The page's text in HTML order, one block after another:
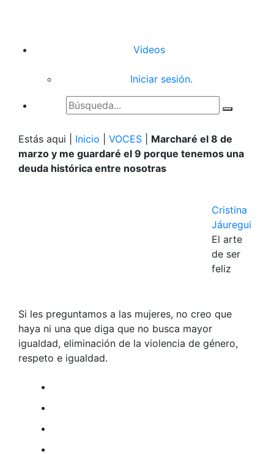
Videos
Iniciar sesión.
Estás aqui | Inicio VOCES
Marcharé el 8 de
marzo y me guardaré el 9 porque tenemos una
deuda histórica entre nosotras
Cristina
Jáuregui
El arte
de ser
feliz
Si les preguntamos a las mujeres, no creo que
haya ni una que diga que no busca mayor
igualdad, eliminación de la violencia de género,
respeto e igualdad.